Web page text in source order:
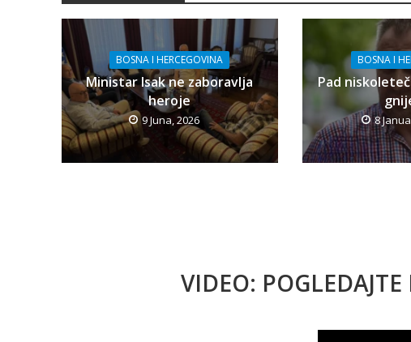
BOSNA I HERCEGOVINA
Ministar Isak ne zaboravlja
heroje
9 Juna, 2026
BOSNA I
Pad
8
VIDEO: